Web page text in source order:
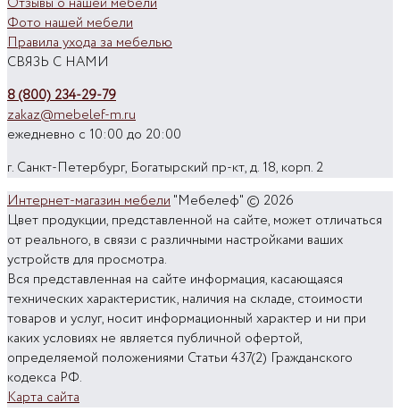
Фото нашей мебели
Правила ухода за мебелью
СВЯЗЬ С НАМИ
8 (800) 234-29-79
zakaz@mebelef-m.ru
ежедневно с 10:00 до 20:00
г. Санкт-Петербург, Богатырский пр-кт, д. 18, корп. 2
Интернет-магазин мебели"Мебелеф" © 2026
Цвет продукции, представленной на сайте, может отличаться
от реального, в связи с различными настройками ваших
устройств для просмотра.
Вся представленная на сайте информация, касающаяся
технических характеристик, наличия на складе, стоимости
товаров и услуг, носит информационный характер и ни при
каких условиях не является публичной офертой,
определяемой положениями Статьи 437(2) Гражданского
кодекса РФ.
Карта сайта